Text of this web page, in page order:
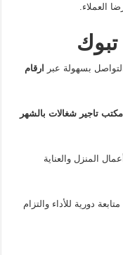
العملاء.
بسهولة عبر
ارقام
مكتب تاجير شغالات بالشهر
المنزل والعناية
دورية للأداء والتزام